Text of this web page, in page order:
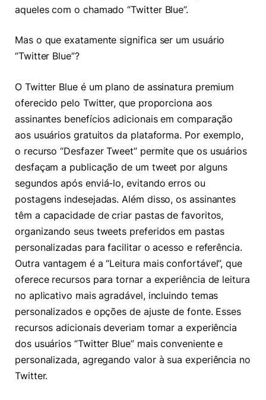
aqueles com o chamado “Twitter Blue”.
Mas o que exatamente significa ser um usuário
“Twitter Blue”?
O Twitter Blue é um plano de assinatura premium
oferecido pelo Twitter, que proporciona aos
assinantes benefícios adicionais em comparação
aos usuários gratuitos da plataforma. Por exemplo,
o recurso “Desfazer Tweet” permite que os usuários
desfaçam a publicação de um tweet por alguns
segundos após enviá-lo, evitando erros ou
postagens indesejadas. Além disso, os assinantes
têm a capacidade de criar pastas de favoritos,
organizando seus tweets preferidos em pastas
personalizadas para facilitar o acesso e referência.
Outra vantagem é a “Leitura mais confortável”, que
oferece recursos para tornar a experiência de leitura
no aplicativo mais agradável, incluindo temas
personalizados e opções de ajuste de fonte. Esses
recursos adicionais deveriam tornar a experiência
dos usuários “Twitter Blue” mais conveniente e
personalizada, agregando valor à sua experiência no
Twitter.